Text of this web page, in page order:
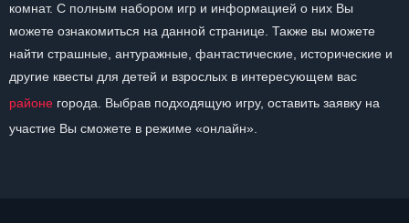
комнат. С полным набором игр и информацией о них Вы
можете ознакомиться на данной странице. Также вы можете
найти страшные, антуражные, фантастические, исторические и
другие квесты для детей и взрослых в интересующем вас
районе города. Выбрав подходящую игру, оставить заявку на
участие Вы сможете в режиме «онлайн».